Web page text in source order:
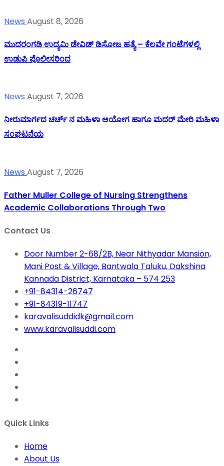
News August 8, 2026
ಮುದರಂಗಡಿ ಉದ್ಯಮಿ ಡೇವಿಡ್ ಡಿಸೋಜ ಹತ್ಯೆ – ಕೆಲವೇ ಗಂಟೆಗಳಲ್ಲಿ
ಉಡುಪಿ ಪೊಲೀಸರಿಂದ
News August 7, 2026
ನೀರುಮಾರ್ಗದ ಚರ್ಚ್ ನ ಮಹಿಳಾ ಆಯೋಗ ಹಾಗೂ ಮದರ್ ಮೇರಿ ಮಹಿಳಾ
ಸಂಘಟನೆಯ
News August 7, 2026
Father Muller College of Nursing Strengthens
Academic Collaborations Through Two
Contact Us
Door Number 2-68/2B, Near Nithyadar Mansion,
Mani Post & Village, Bantwala Taluku, Dakshina
Kannada District, Karnataka – 574 253
+91-84314-26747
+91-84319-11747
karavalisuddidk@gmail.com
www.karavalisuddi.com
Quick Links
Home
About Us